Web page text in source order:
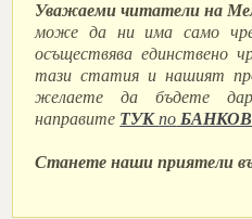
Уважаеми читатели на
може да ни има само
осъществява единствено
тази статия и нашият
желаете да бъдете
направите ТУКпо
Станете наши приятели